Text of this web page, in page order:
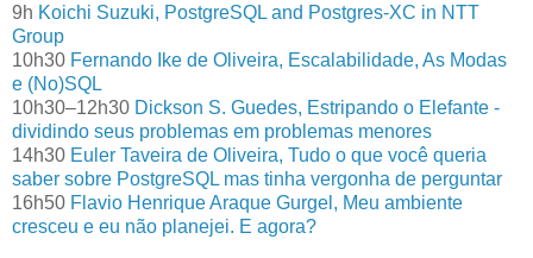
9h Koichi Suzuki, PostgreSQL and Postgres-XC in NTT
Group
10h30 Fernando Ike de Oliveira, Escalabilidade, As Modas
e (No)SQL
10h30–12h30 Dickson S. Guedes, Estripando o Elefante -
dividindo seus problemas em problemas menores
14h30 Euler Taveira de Oliveira, Tudo o que você queria
saber sobre PostgreSQL mas tinha vergonha de perguntar
16h50 Flavio Henrique Araque Gurgel, Meu ambiente
cresceu e eu não planejei. E agora?